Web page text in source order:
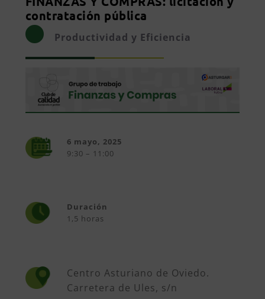
contratación pública
Productividad y Eficiencia
6 mayo, 2025
9:30 – 11:00
Duración
1,5 horas
Centro Asturiano de Oviedo.
Carretera de Ules, s/n